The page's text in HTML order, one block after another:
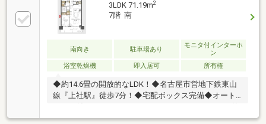
3LDK 71.19m2
7階 南
南向き 駐車場あり
モニタ付インターホ
ン
浴室乾燥機
即入居可 所有権
◆約14.6畳の開放的なLDK！◆名古屋市営地下鉄東山
線『上社駅』徒歩7分！◆宅配ボックス完備◆オート
身女性の方も、お子様のみのお留守番も安心です！